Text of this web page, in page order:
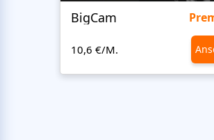
BigCam
10,6 €/M.